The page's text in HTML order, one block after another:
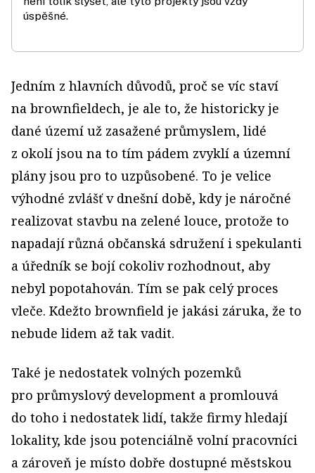
úspěšné.
Jedním z hlavních důvodů, proč se víc staví
na brownfieldech, je ale to, že historicky je
dané území už zasažené průmyslem, lidé
z okolí jsou na to tím pádem zvyklí a územní
plány jsou pro to uzpůsobené. To je velice
výhodné zvlášť v dnešní době, kdy je náročné
realizovat stavbu na zelené louce, protože to
napadají různá občanská sdružení i spekulanti
a úředník se bojí cokoliv rozhodnout, aby
nebyl popotahován. Tím se pak celý proces
vleče. Kdežto brownfield je jakási záruka, že to
nebude lidem až tak vadit.
Také je nedostatek volných pozemků
pro průmyslový development a promlouvá
do toho i nedostatek lidí, takže firmy hledají
lokality, kde jsou potenciálně volní pracovníci
a zároveň je místo dobře dostupné městskou